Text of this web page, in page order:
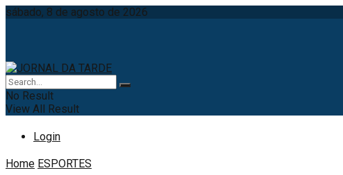
sábado, 8 de agosto de 2026
Login
No Result
View All Result
Home ESPORTES